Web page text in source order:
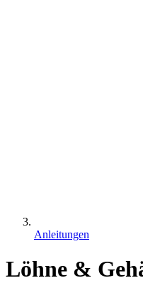
Anleitungen
Löhne &